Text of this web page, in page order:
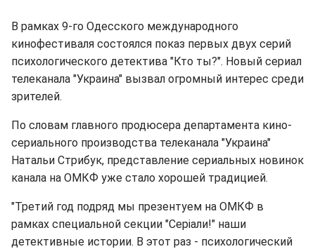
В рамках 9-го Одесского международного
кинофестиваля состоялся показ первых двух серий
психологического детектива "Кто ты?". Новый сериал
телеканала "Украина" вызвал огромный интерес среди
зрителей.
По словам главного продюсера департамента кино-
сериального производства телеканала "Украина"
Натальи Стрибук, представление сериальных новинок
канала на ОМКФ уже стало хорошей традицией.
"Третий год подряд мы презентуем на ОМКФ в
рамках специальной секции "Серіали!" наши
детективные истории. В этот раз - психологический